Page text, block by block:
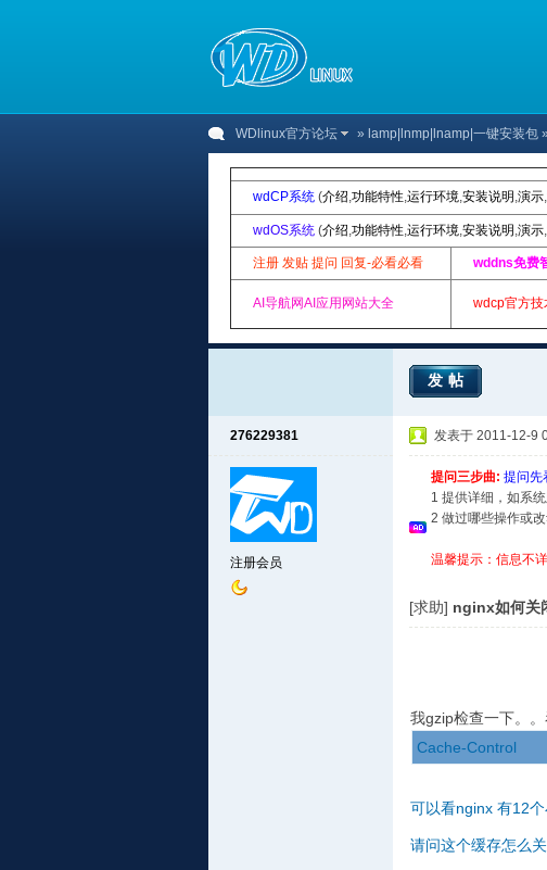
WDlinux官方论坛 » lamp|lnmp|lnamp|一键安装包
wdCP系统 (介绍,功能特性,运行环境,安装说明 ,演示,
wdOS系统 (介绍,功能特性,运行环境,安装说明 ,演示,
注册 发贴 提问 回复-必看必看 wddns免费
AI导航网AI应用网站大全 wdcp官方技
发帖
276229381
注册会员
发表于 2011-12-9
提问三步曲: 提问先
1 提供详细，如系
2 做过哪些操作或
温馨提示：信息不
[求助] nginx如何关
我gzip检查一下。
Cache-Control
可以看nginx 有12
请问这个缓存怎么